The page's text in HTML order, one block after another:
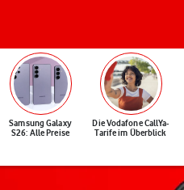
Samsung Galaxy
S26: Alle Preise
Die Vodafone CallYa-
Tarife im Überblick